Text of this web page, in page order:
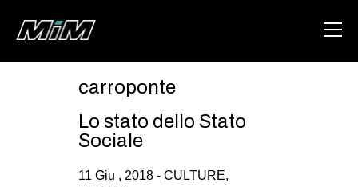
AREA
carroponte
Lo stato dello Stato
Sociale
11 Giu , 2018 - CULTURE,